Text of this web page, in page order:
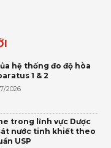
hệ thống đo độ hòa
1 & 2
2026
trong lĩnh vực Dược
nước tinh khiết theo
USP